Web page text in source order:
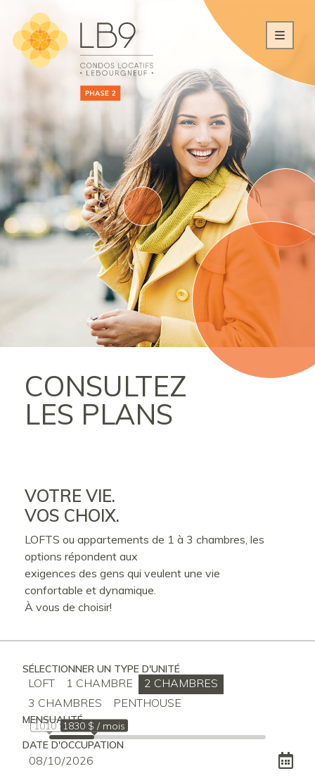
CONSULTEZ
LES PLANS
VOTRE VIE.
VOS CHOIX.
LOFTS ou appartements de 1 à 3 chambres, les
options répondent aux
exigences des gens qui veulent une vie
confortable et dynamique.
À vous de choisir!
SÉLECTIONNER UN TYPE D'UNITÉ
LOFT 1 CHAMBRE
2 CHAMBRES
3 CHAMBRES
PENTHOUSE
MENSUALITÉ
1010 $1830 $ / mois
DATE D'OCCUPATION